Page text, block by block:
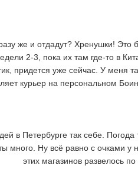
же и отдадут? Хренушки!
2-3, пока их там где-то в
придется уже сейчас. У меня
курьер на персональном
в Петербурге так себе.
много. Ну всё равно с очками у
этих магазинов развелось по